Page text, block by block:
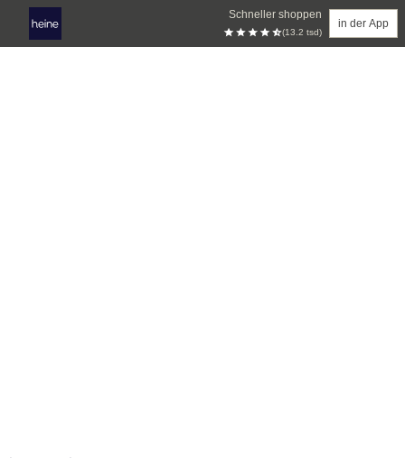
Schneller shoppen
(13.2 tsd)
in der App